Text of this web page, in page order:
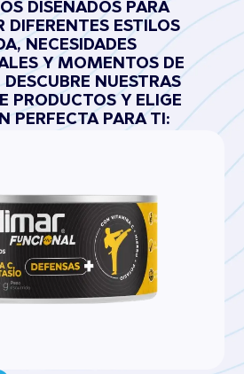
DISEÑADOS PARA
DIFERENTES ESTILOS
NECESIDADES
Y MOMENTOS DE
NUESTRAS
PRODUCTOS Y ELIGE
PERFECTA PARA TI: